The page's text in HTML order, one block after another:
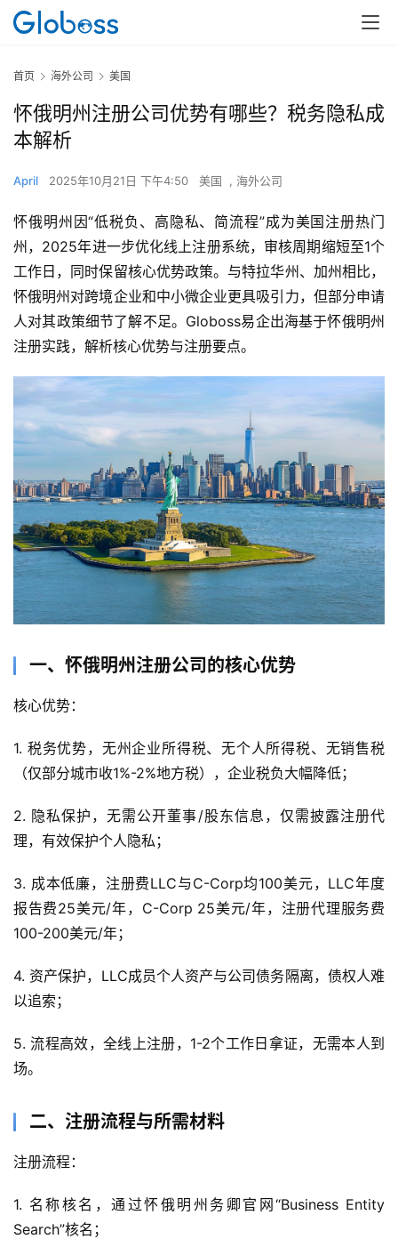
首页 海外公司 美国
怀俄明州注册公司优势有哪些？税务隐私成
本解析
April 2025年10月21日 下午4:50 美国 , 海外公司
怀俄明州因“低税负、高隐私、简流程”成为美国注册热门
州，2025年进一步优化线上注册系统，审核周期缩短至1个
工作日，同时保留核心优势政策。与特拉华州、加州相比，
怀俄明州对跨境企业和中小微企业更具吸引力，但部分申请
人对其政策细节了解不足。Globoss易企出海基于怀俄明州
注册实践，解析核心优势与注册要点。
一、怀俄明州注册公司的核心优势
核心优势：
1. 税务优势，无州企业所得税、无个人所得税、无销售税
（仅部分城市收1%-2%地方税），企业税负大幅降低；
2. 隐私保护，无需公开董事/股东信息，仅需披露注册代
理，有效保护个人隐私；
3. 成本低廉，注册费LLC与C-Corp均100美元，LLC年度
报告费25美元/年，C-Corp 25美元/年，注册代理服务费
100-200美元/年；
4. 资产保护，LLC成员个人资产与公司债务隔离，债权人难
以追索；
5. 流程高效，全线上注册，1-2个工作日拿证，无需本人到
场。
二、注册流程与所需材料
注册流程：
1. 名称核名，通过怀俄明州务卿官网“Business Entity
Search”核名；